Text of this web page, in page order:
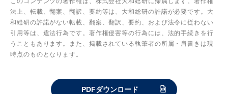
法上、転載、翻案、翻訳、要約等は、大和総研の許諾が必要です。大
和総研の許諾がない転載、翻案、翻訳、要約、および法令に従わない
引用等は、違法行為です。著作権侵害等の行為には、法的手続きを行
うこともあります。また、掲載されている執筆者の所属・肩書きは現
時点のものとなります。
PDFダウンロード